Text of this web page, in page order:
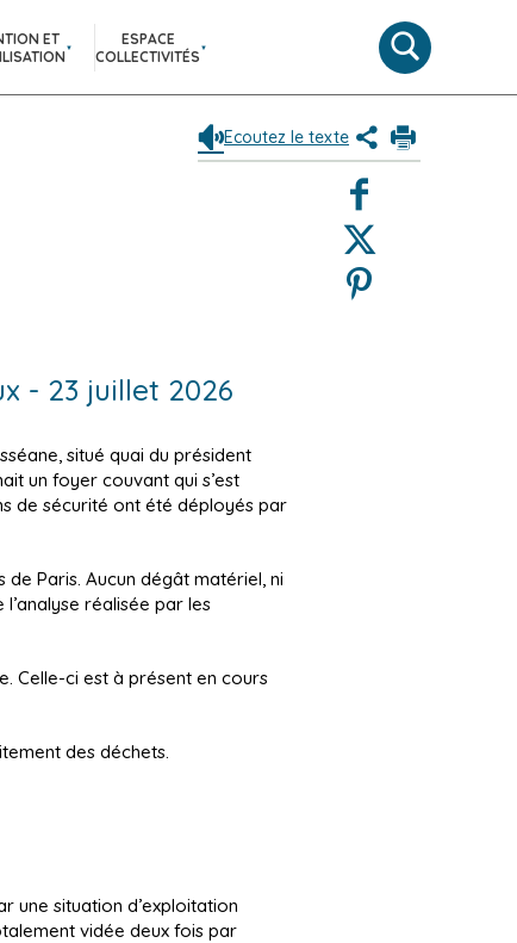
ET
ESPACE
COLLECTIVITÉS
Moteur
de
recherche
Ecoutez le texte
Partagez
Facebook
Twitter
Pinterest
Imprimer
le
- 23 juillet 2026
situé quai du président
un foyer couvant qui s’est
de sécurité ont été déployés par
Paris. Aucun dégât matériel, ni
l’analyse réalisée par les
Celle-ci est à présent en cours
des déchets.
une situation d’exploitation
vidée deux fois par